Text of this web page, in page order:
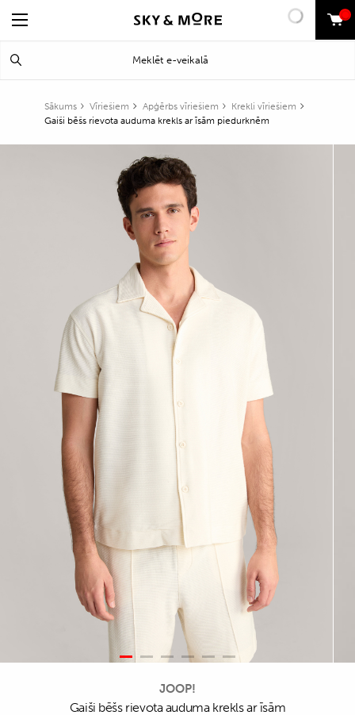
0
Sākums Vīriešiem Apģērbs vīriešiem
Krekli vīriešiem
Gaiši bēšs rievota auduma krekls ar īsām piedurknēm
JOOP!
Gaiši bēšs rievota auduma krekls ar īsām